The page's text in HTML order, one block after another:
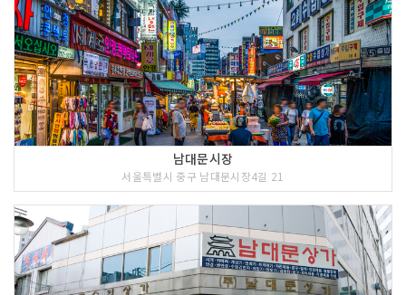
남대문시장
서울특별시 중구 남대문시장4길 21